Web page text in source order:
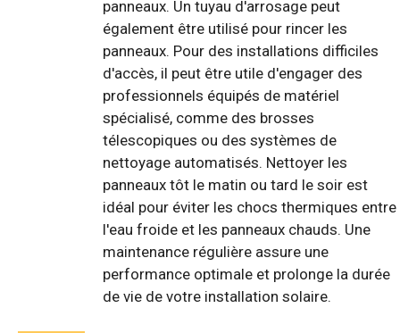
panneaux. Un tuyau d'arrosage peut
également être utilisé pour rincer les
panneaux. Pour des installations difficiles
d'accès, il peut être utile d'engager des
professionnels équipés de matériel
spécialisé, comme des brosses
télescopiques ou des systèmes de
nettoyage automatisés. Nettoyer les
panneaux tôt le matin ou tard le soir est
idéal pour éviter les chocs thermiques entre
l'eau froide et les panneaux chauds. Une
maintenance régulière assure une
performance optimale et prolonge la durée
de vie de votre installation solaire.